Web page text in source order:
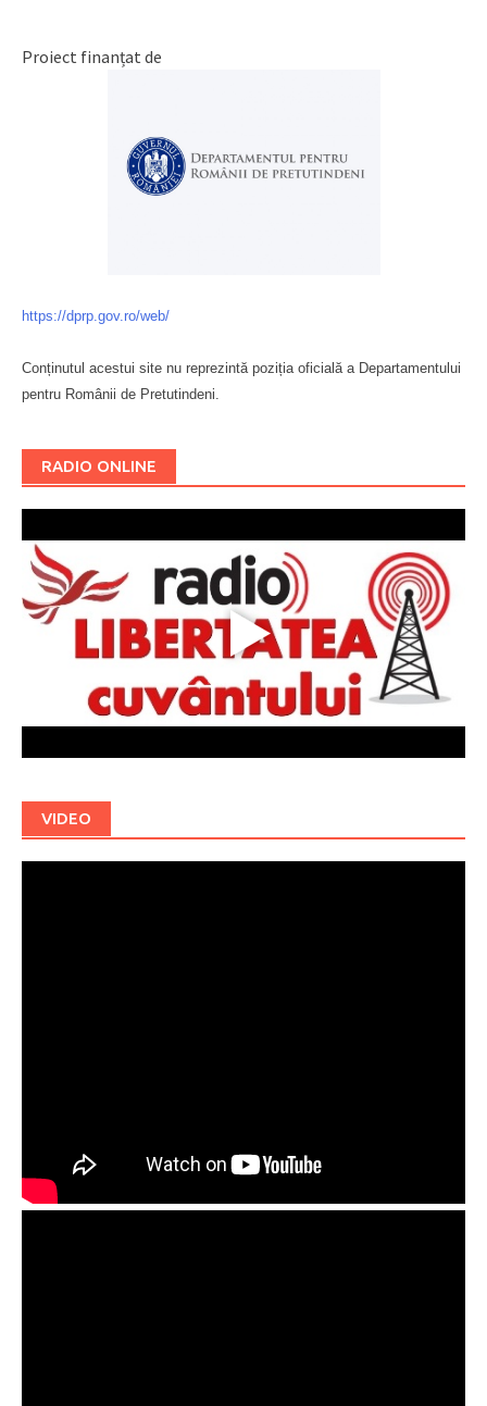
Proiect finanțat de
https://dprp.gov.ro/web/
Conținutul acestui site nu reprezintă poziția oficială a Departamentului
pentru Românii de Pretutindeni.
RADIO ONLINE
VIDEO